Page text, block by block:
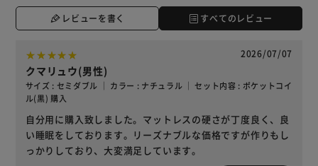
レビューを書く すべてのレビュー
2026/07/07
クマリュウ(男性)
サイズ : セミダブル ｜ カラー : ナチュラル ｜ セット内容 : ポケットコイ
ル(黒) 購入
自分用に購入致しました。マットレスの硬さが丁度良く、良
い睡眠をしております。リーズナブルな価格ですが作りもし
っかりしており、大変満足しています。